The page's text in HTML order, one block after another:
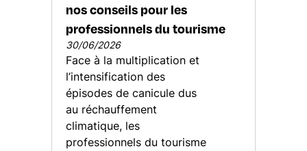
nos conseils pour les
professionnels du tourisme
30/06/2026
Face à la multiplication et
l’intensification des
épisodes de canicule dus
au réchauffement
climatique, les
professionnels du tourisme